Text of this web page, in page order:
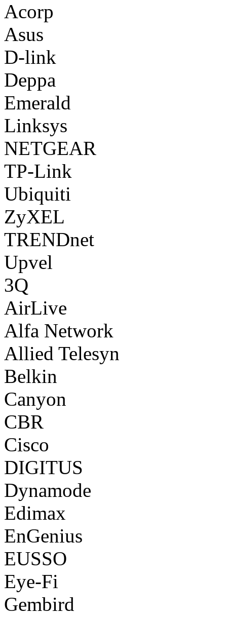
Acorp
Asus
D-link
Deppa
Emerald
Linksys
NETGEAR
TP-Link
Ubiquiti
ZyXEL
TRENDnet
Upvel
3Q
AirLive
Alfa Network
Allied Telesyn
Belkin
Canyon
CBR
Cisco
DIGITUS
Dynamode
Edimax
EnGenius
EUSSO
Eye-Fi
Gembird